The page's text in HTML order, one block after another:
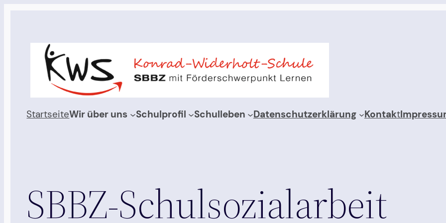
springen
StartseiteWir über uns Schulprofil Schulleben Datenschutzerklärung Kontakt
SBBZ-Schulsozialarbeit